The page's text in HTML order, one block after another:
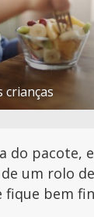
crianças
do pacote,
um rolo
fique bem